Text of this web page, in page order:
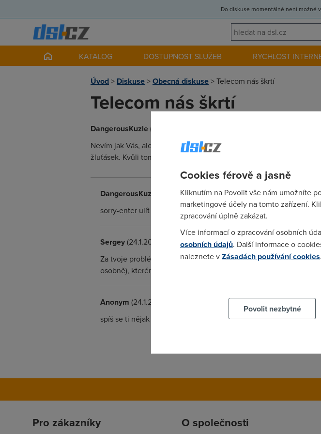
Do diskuse momentálně není možné
KATALOG DOSTUPNOST SLUŽEB RYCHLOST
Úvod> Diskuse>Obecná diskuse>Telecom nás škrtí
Telecom nás škrtí
DangerousKuzle(24.1.2006 20:28:38)
Nevím jak Vás, ale mám pociz, že me Tc omezuje. Správně mi
žluťásek. Kvůli tomu mi nejde ani nastavení active v DC. Jó to bude
DangerousKuzle
(24.1.2006 20:31:02)
sorry-enter ulít dřív, než měl......limitů, rychlostí, snížení cen, ale
Sergey(24.1.2006 20:34:29)
Za tvoje problémy s NAT rozhodně Telecom nemůže, tahle
osobně), kterému něco nejde je nejjednodušší napsat, že za to
Anonym (24.1.2006 21:11:56)
spíš se ti nějak resetovalo nastavení modemu a NAT ti neprovádí
Pro zákazníky O společnosti
Cookies férově a jasně
Kliknutím na Povolit vše nám umožníte
marketingové účely na tomto zařízení.
zpracování úplně zakázat.
Více informací o zpracování osobních
osobních údajů. Další informace o
naleznete vZásadách používání cookies.
Povolit nezbytné